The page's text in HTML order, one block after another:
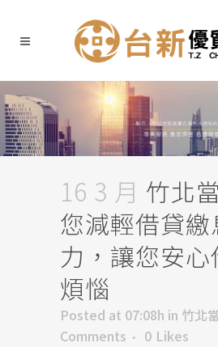
16 3 月 竹北
您減輕借貸繳
力，讓您安
煩惱
Posted at 07:08h in 竹北
Comments
0 Likes